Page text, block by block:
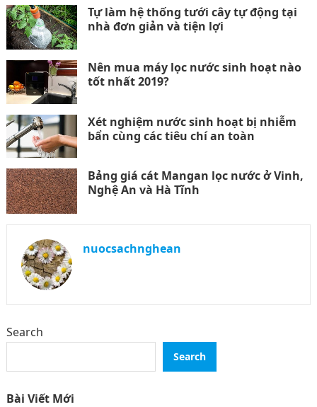
Tự làm hệ thống tưới cây tự động tại
nhà đơn giản và tiện lợi
Nên mua máy lọc nước sinh hoạt nào
tốt nhất 2019?
Xét nghiệm nước sinh hoạt bị nhiễm
bẩn cùng các tiêu chí an toàn
Bảng giá cát Mangan lọc nước ở Vinh,
Nghệ An và Hà Tĩnh
nuocsachnghean
Search
Search
Bài Viết Mới